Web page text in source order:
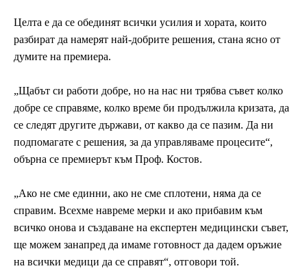
Целта е да се обединят всички усилия и хората, които
разбират да намерят най-добрите решения, стана ясно от
думите на премиера.
„Щабът си работи добре, но на нас ни трябва съвет колко
добре се справяме, колко време би продължила кризата, да
се следят другите държави, от какво да се пазим. Да ни
подпомагате с решения, за да управляваме процесите“,
обърна се премиерът към Проф. Костов.
„Ако не сме единни, ако не сме сплотени, няма да се
справим. Всехме навреме мерки и ако прибавим към
всичко онова и създаване на експертен медицински съвет,
ще можем занапред да имаме готовност да дадем оръжие
на всички медици да се справят“, отговори той.